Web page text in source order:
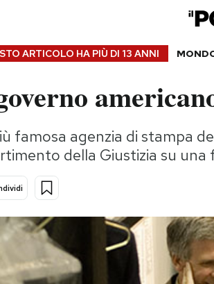
ARTICOLO HA PIÙ DI 13 ANNI
famosa agenzia di stampa
della Giustizia su una